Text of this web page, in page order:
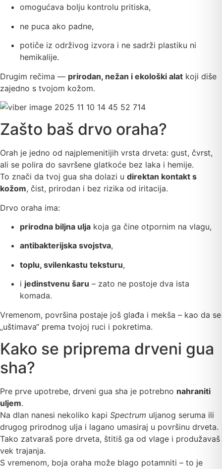
omogućava bolju kontrolu pritiska,
ne puca ako padne,
potiče iz održivog izvora i ne sadrži plastiku ni
hemikalije.
Drugim rečima — prirodan, nežan i ekološki alat koji diše
zajedno s tvojom kožom.
Zašto baš drvo oraha?
Orah je jedno od najplemenitijih vrsta drveta: gust, čvrst,
ali se polira do savršene glatkoće bez laka i hemije.
To znači da tvoj gua sha dolazi u direktan kontakt s
kožom, čist, prirodan i bez rizika od iritacija.
Drvo oraha ima:
prirodna biljna ulja koja ga čine otpornim na vlagu,
antibakterijska svojstva,
toplu, svilenkastu teksturu,
i jedinstvenu šaru – zato ne postoje dva ista
komada.
Vremenom, površina postaje još glađa i mekša – kao da se
„uštimava“ prema tvojoj ruci i pokretima.
Kako se priprema drveni gua
sha?
Pre prve upotrebe, drveni gua sha je potrebno nahraniti
uljem.
Na dlan nanesi nekoliko kapi Spectrum uljanog seruma ili
drugog prirodnog ulja i lagano umasiraj u površinu drveta.
Tako zatvaraš pore drveta, štitiš ga od vlage i produžavaš
vek trajanja.
S vremenom, boja oraha može blago potamniti – to je